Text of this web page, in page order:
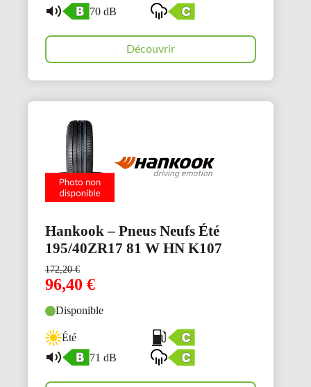
70 dB
Découvrir
Hankook – Pneus Neufs Été
195/40ZR17 81 W HN K107
172,20€
96,40 €
Disponible
Été
71 dB